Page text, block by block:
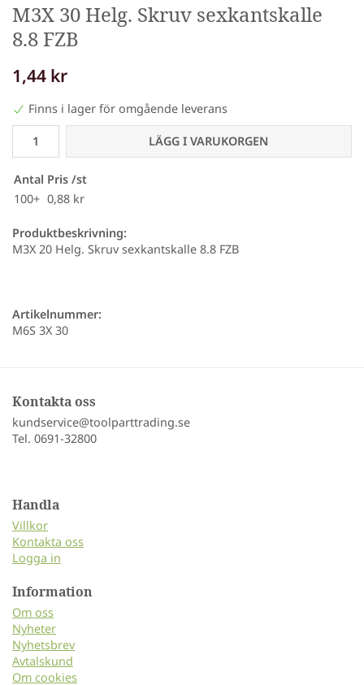
M3X 30 Helg. Skruv sexkantskalle
8.8 FZB
1,44 kr
Finns i lager för omgående leverans
LÄGG I VARUKORGEN
Antal Pris /st
100+ 0,88 kr
Produktbeskrivning:
M3X 20 Helg. Skruv sexkantskalle 8.8 FZB
Artikelnummer:
M6S 3X 30
Kontakta oss
kundservice@toolparttrading.se
Tel. 0691-32800
Handla
Villkor
Kontakta oss
Logga in
Information
Om oss
Nyheter
Nyhetsbrev
Avtalskund
Om cookies